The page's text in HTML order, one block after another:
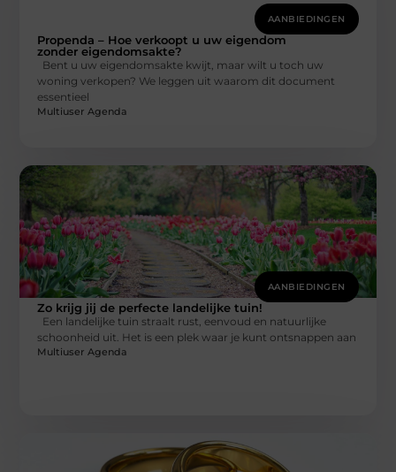
AANBIEDINGEN
Propenda – Hoe verkoopt u uw eigendom
zonder eigendomsakte?
Bent u uw eigendomsakte kwijt, maar wilt u toch uw
woning verkopen? We leggen uit waarom dit document
essentieel
Multiuser Agenda
AANBIEDINGEN
Zo krijg jij de perfecte landelijke tuin!
Een landelijke tuin straalt rust, eenvoud en natuurlijke
schoonheid uit. Het is een plek waar je kunt ontsnappen aan
Multiuser Agenda